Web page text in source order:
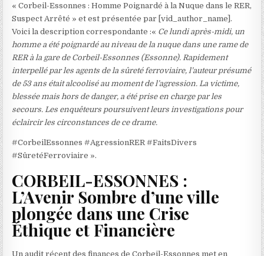
« Corbeil-Essonnes : Homme Poignardé à la Nuque dans le RER,
Suspect Arrêté » et est présentée par [vid_author_name].
Voici la description correspondante :« Ce lundi après-midi, un
homme a été poignardé au niveau de la nuque dans une rame de
RER à la gare de Corbeil-Essonnes (Essonne). Rapidement
interpellé par les agents de la sûreté ferroviaire, l’auteur présumé
de 53 ans était alcoolisé au moment de l’agression. La victime,
blessée mais hors de danger, a été prise en charge par les
secours. Les enquêteurs poursuivent leurs investigations pour
éclaircir les circonstances de ce drame.
#CorbeilEssonnes #AgressionRER #FaitsDivers
#SûretéFerroviaire ».
CORBEIL-ESSONNES :
L’Avenir Sombre d’une ville
plongée dans une Crise
Éthique et Financière
Un audit récent des finances de Corbeil-Essonnes met en